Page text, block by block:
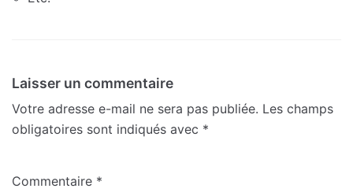
Laisser un commentaire
Votre adresse e-mail ne sera pas publiée. Les champs
obligatoires sont indiqués avec *
Commentaire *